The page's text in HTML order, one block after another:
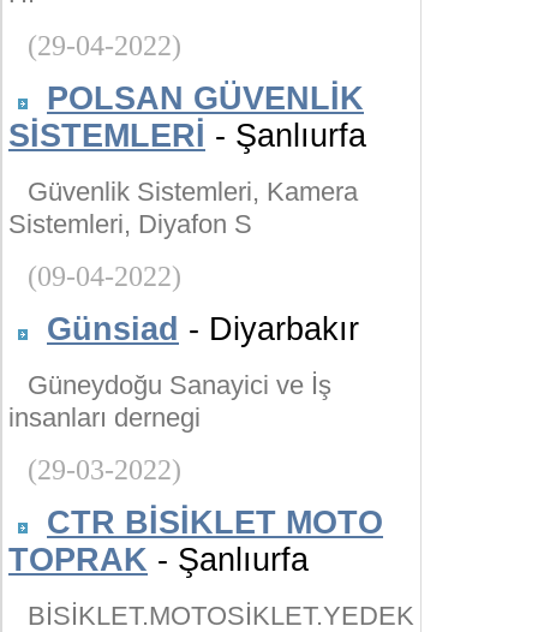
(29-04-2022)
POLSAN GÜVENLİK
SİSTEMLERİ - Şanlıurfa
Güvenlik Sistemleri, Kamera
Sistemleri, Diyafon S
(09-04-2022)
Günsiad - Diyarbakır
Güneydoğu Sanayici ve İş
insanları dernegi
(29-03-2022)
CTR BİSİKLET MOTO
TOPRAK - Şanlıurfa
BİSİKLET.MOTOSİKLET.YEDEK